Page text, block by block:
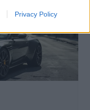
Privacy Policy